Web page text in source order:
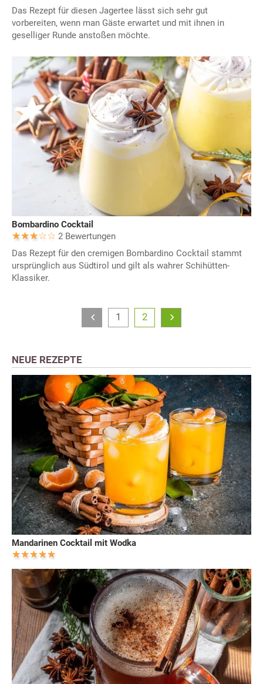
Das Rezept für diesen Jagertee lässt sich sehr gut
vorbereiten, wenn man Gäste erwartet und mit ihnen in
geselliger Runde anstoßen möchte.
Bombardino Cocktail
2 Bewertungen
Das Rezept für den cremigen Bombardino Cocktail stammt
ursprünglich aus Südtirol und gilt als wahrer Schihütten-
Klassiker.
1 2
NEUE REZEPTE
Mandarinen Cocktail mit Wodka